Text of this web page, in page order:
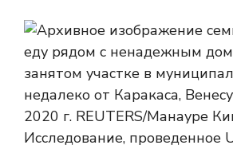
Исследование, проведенное